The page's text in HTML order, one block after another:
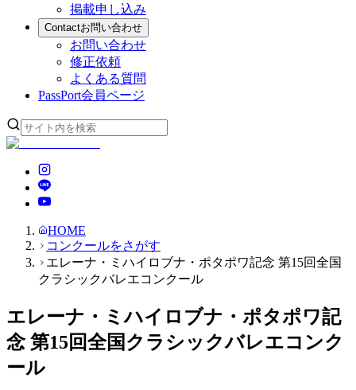
掲載申し込み
Contactお問い合わせ
お問い合わせ
修正依頼
よくある質問
PassPort会員ページ
HOME
コンクールをさがす
エレーナ・ミハイロブナ・ポタポワ記念 第15回全国
クラシックバレエコンクール
エレーナ・ミハイロブナ・ポタポワ記
念 第15回全国クラシックバレエコンク
ール